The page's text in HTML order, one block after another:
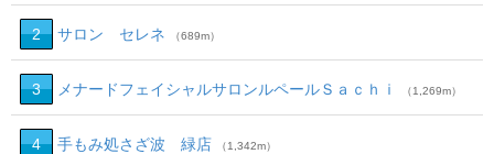
2 サロン セレネ （689m）
3 メナードフェイシャルサロンルペールＳａｃｈｉ （1,269m）
4 手もみ処さざ波 緑店 （1,342m）